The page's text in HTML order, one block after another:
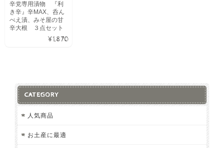
辛党専用漬物 『利
き辛』辛MAX、呑ん
べえ漬、みそ屋の甘
辛大根 ３点セット
¥1,870
CATEGORY
人気商品
お土産に最適